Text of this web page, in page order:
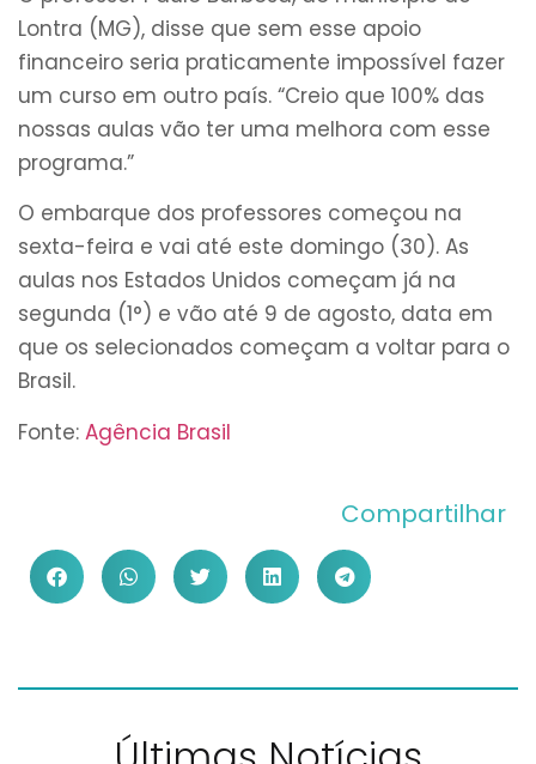
Lontra (MG), disse que sem esse apoio
financeiro seria praticamente impossível fazer
um curso em outro país. “Creio que 100% das
nossas aulas vão ter uma melhora com esse
programa.”
O embarque dos professores começou na
sexta-feira e vai até este domingo (30). As
aulas nos Estados Unidos começam já na
segunda (1°) e vão até 9 de agosto, data em
que os selecionados começam a voltar para o
Brasil.
Fonte: Agência Brasil
Compartilhar